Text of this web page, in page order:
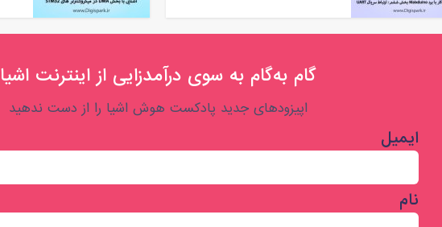
گام به‌گام به‌ سوی درآمدزایی از اینترنت اشیا
اپیزودهای جدید پادکست هوش اشیا را از دست ندهید
ایمیل
نام